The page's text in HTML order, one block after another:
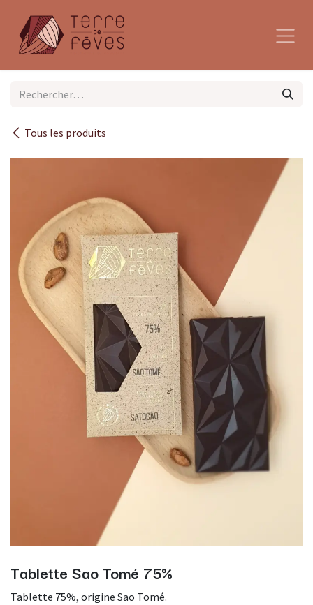
Tous les produits
Tablette Sao Tomé 75%
Tablette 75%, origine Sao Tomé.